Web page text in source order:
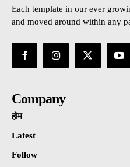
Each template in our ever
and moved around within any
Company
होम
Latest
Follow